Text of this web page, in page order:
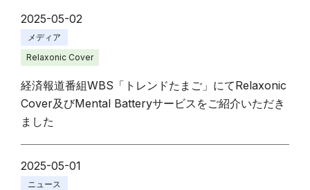
2025-05-02
メディア
Relaxonic Cover
経済報道番組WBS「トレンドたまご」にてRelaxonic
Cover及びMental Batteryサービスをご紹介いただき
ました
2025-05-01
ニュース